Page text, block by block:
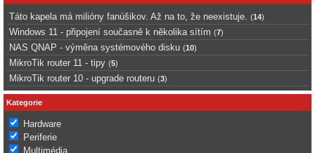
Táto kapela má milióny fanúšikov. Až na to, že neexistuje. (14)
Windows 11 - připojení současně k několika sítím (7)
NAS QNAP - výměna systémového disku (10)
MikroTik router 11 - tipy (5)
MikroTik router 10 - upgrade routeru (3)
Kategorie
Hardware
Periferie
Multimédia